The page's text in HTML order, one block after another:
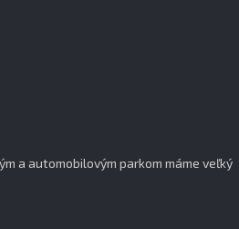
a automobilovým parkom máme veľký